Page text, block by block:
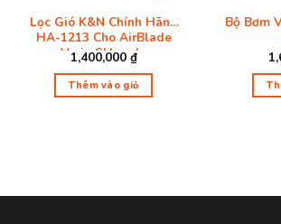
Lọc Gió K&N Chính Hãng
HA-1213 Cho AirBlade
Vario SHmode
1,400,000 ₫
Thêm vào giỏ
Bộ Bơm